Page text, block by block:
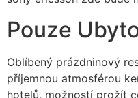
Pouze
Oblíbený prázdninový
příjemnou atmosférou
hotelů, možností prožít